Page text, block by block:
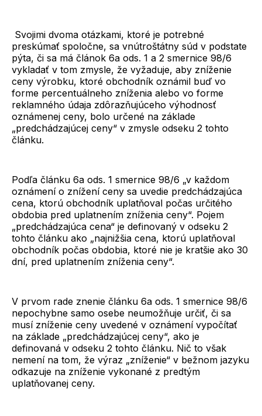
Svojimi dvoma otázkami, ktoré je potrebné
preskúmať spoločne, sa vnútroštátny súd v podstate
pýta, či sa má článok 6a ods. 1 a 2 smernice 98/6
vykladať v tom zmysle, že vyžaduje, aby zníženie
ceny výrobku, ktoré obchodník oznámil buď vo
forme percentuálneho zníženia alebo vo forme
reklamného údaja zdôrazňujúceho výhodnosť
oznámenej ceny, bolo určené na základe
„predchádzajúcej ceny“ v zmysle odseku 2 tohto
článku.
Podľa článku 6a ods. 1 smernice 98/6 „v každom
oznámení o znížení ceny sa uvedie predchádzajúca
cena, ktorú obchodník uplatňoval počas určitého
obdobia pred uplatnením zníženia ceny“. Pojem
„predchádzajúca cena“ je definovaný v odseku 2
tohto článku ako „najnižšia cena, ktorú uplatňoval
obchodník počas obdobia, ktoré nie je kratšie ako 30
dní, pred uplatnením zníženia ceny“.
V prvom rade znenie článku 6a ods. 1 smernice 98/6
nepochybne samo osebe neumožňuje určiť, či sa
musí zníženie ceny uvedené v oznámení vypočítať
na základe „predchádzajúcej ceny“, ako je
definovaná v odseku 2 tohto článku. Nič to však
nemení na tom, že výraz „zníženie“ v bežnom jazyku
odkazuje na zníženie vykonané z predtým
uplatňovanej ceny.